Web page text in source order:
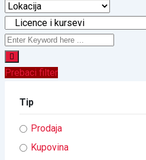
Prebaci filter
Tip
Prodaja
Kupovina